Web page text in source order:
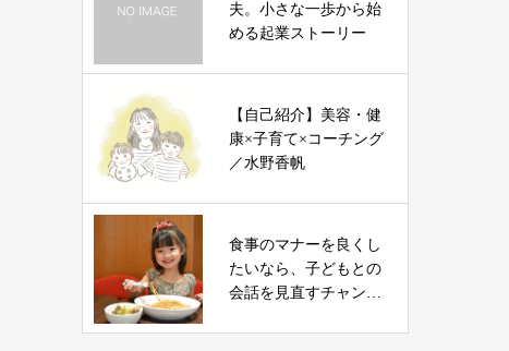
夫。小さな一歩から始
める起業ストーリー
【自己紹介】美容・健
康×子育て×コーチング
／水野香帆
食事のマナーを良くし
たいなら、子どもとの
会話を見直すチャン